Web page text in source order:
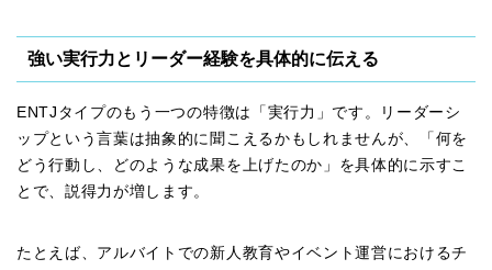
強い実行力とリーダー経験を具体的に伝える
ENTJタイプのもう一つの特徴は「実行力」です。リーダーシ
ップという言葉は抽象的に聞こえるかもしれませんが、「何を
どう行動し、どのような成果を上げたのか」を具体的に示すこ
とで、説得力が増します。
たとえば、アルバイトでの新人教育やイベント運営におけるチ